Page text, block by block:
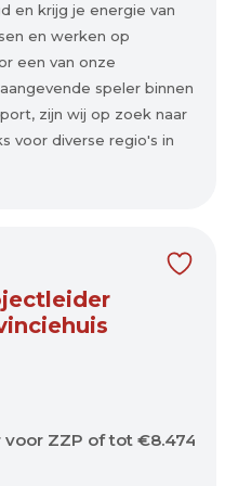
en krijg je energie van
en werken op
een van onze
speler binnen
zijn wij op zoek naar
voor diverse regio's in
voor ZZP of tot